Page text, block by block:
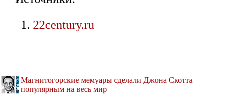
22century.ru
Магнитогорские мемуары сделали Джона Скотта
популярным на весь мир